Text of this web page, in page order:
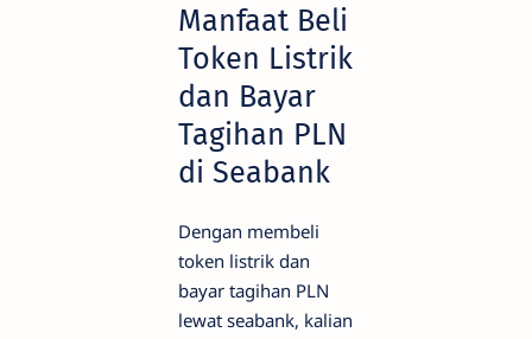
Manfaat Beli
Token Listrik
dan Bayar
Tagihan PLN
di Seabank
Dengan membeli
token listrik dan
bayar tagihan PLN
lewat seabank, kalian